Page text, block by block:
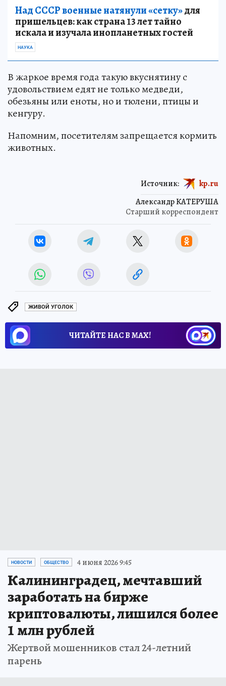
Над СССР военные натянули «сетку»для
пришельцев: как страна 13 лет тайно
искала и изучала инопланетных гостей
НАУКА
В жаркое время года такую вкуснятину с
удовольствием едят не только медведи,
обезьяны или еноты, но и тюлени, птицы и
кенгуру.
Напомним, посетителям запрещается кормить
животных.
Александр КАТЕРУША
Старший корреспондент
Источник: kp.ru
ЖИВОЙ УГОЛОК
ЧИТАЙТЕ НАС В МАХ!
НОВОСТИ ОБЩЕСТВО 4 июня 2026 9:45
Калининградец, мечтавший
заработать на бирже
криптовалюты, лишился более
1 млн рублей
Жертвой мошенников стал 24-летний
парень